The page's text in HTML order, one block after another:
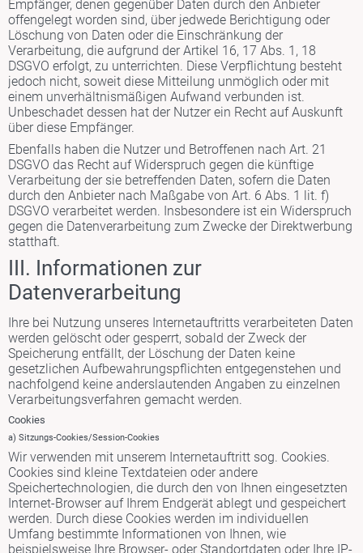
Empfänger, denen gegenüber Daten durch den Anbieter
offengelegt worden sind, über jedwede Berichtigung oder
Löschung von Daten oder die Einschränkung der
Verarbeitung, die aufgrund der Artikel 16, 17 Abs. 1, 18
DSGVO erfolgt, zu unterrichten. Diese Verpflichtung besteht
jedoch nicht, soweit diese Mitteilung unmöglich oder mit
einem unverhältnismäßigen Aufwand verbunden ist.
Unbeschadet dessen hat der Nutzer ein Recht auf Auskunft
über diese Empfänger.
Ebenfalls haben die Nutzer und Betroffenen nach Art. 21
DSGVO das Recht auf Widerspruch gegen die künftige
Verarbeitung der sie betreffenden Daten, sofern die Daten
durch den Anbieter nach Maßgabe von Art. 6 Abs. 1 lit. f)
DSGVO verarbeitet werden. Insbesondere ist ein Widerspruch
gegen die Datenverarbeitung zum Zwecke der Direktwerbung
statthaft.
III. Informationen zur
Datenverarbeitung
Ihre bei Nutzung unseres Internetauftritts verarbeiteten Daten
werden gelöscht oder gesperrt, sobald der Zweck der
Speicherung entfällt, der Löschung der Daten keine
gesetzlichen Aufbewahrungspflichten entgegenstehen und
nachfolgend keine anderslautenden Angaben zu einzelnen
Verarbeitungsverfahren gemacht werden.
Cookies
a) Sitzungs-Cookies/Session-Cookies
Wir verwenden mit unserem Internetauftritt sog. Cookies.
Cookies sind kleine Textdateien oder andere
Speichertechnologien, die durch den von Ihnen eingesetzten
Internet-Browser auf Ihrem Endgerät ablegt und gespeichert
werden. Durch diese Cookies werden im individuellen
Umfang bestimmte Informationen von Ihnen, wie
beispielsweise Ihre Browser- oder Standortdaten oder Ihre IP-